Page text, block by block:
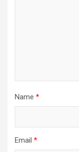
Name *
Email *